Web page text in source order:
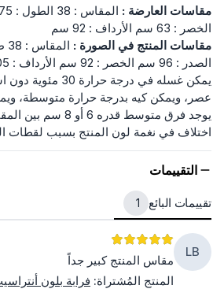
مقاسات العارضة :
الخصر : 63 سم الأرداف : 92 سم
مقاسات المنتج في الصورة :
الصدر : 96 سم الخصر : 92 سم الأرداف : 105 سم
يمكن غسله في درجة
عصر، ويمكن كيه بدرجة حرارة متوسطة،
يوجد فرق متوسط قدره
اختلاف في نغمة لون المنتج بسبب لقطات
التقييمات
تقييمات البائع 1
LB
مقاس المنتج كبير جداً
المنتج المُشتراة: فرابة بلون